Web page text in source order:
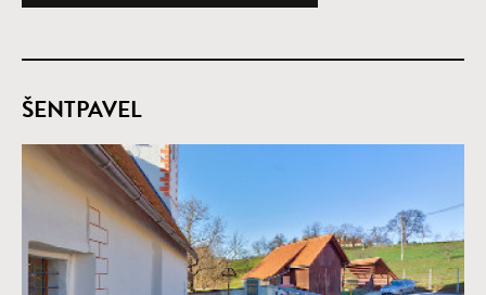
ŠENTPAVEL